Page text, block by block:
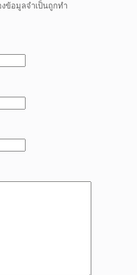
ข้อมูลจำเป็นถูกทำ